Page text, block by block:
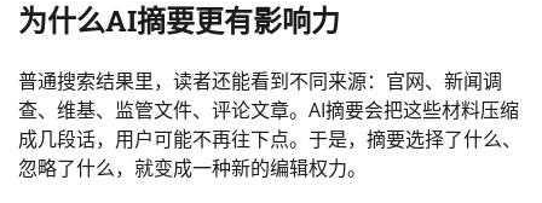
为什么AI摘要更有影响力
普通搜索结果里，读者还能看到不同来源：官网、新闻调
查、维基、监管文件、评论文章。AI摘要会把这些材料压缩
成几段话，用户可能不再往下点。于是，摘要选择了什么、
忽略了什么，就变成一种新的编辑权力。